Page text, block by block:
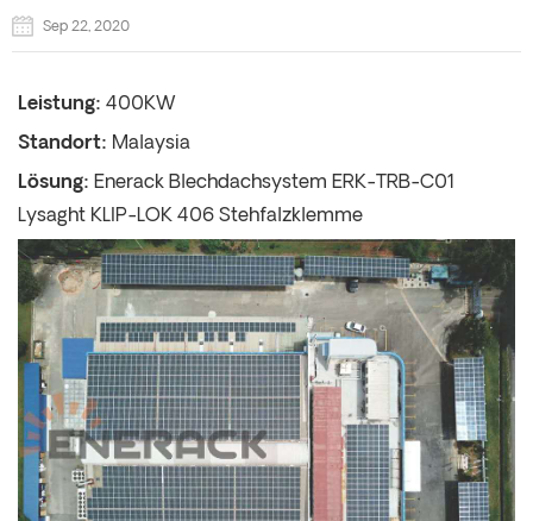
Sep 22, 2020
Leistung: 400KW
Standort: Malaysia
Lösung: Enerack Blechdachsystem ERK-TRB-C01
Lysaght KLIP-LOK 406 Stehfalzklemme